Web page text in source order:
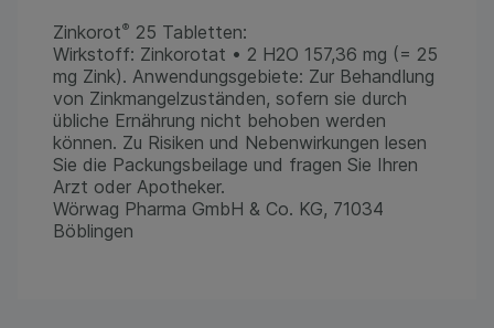
Zinkorot® 25 Tabletten:
Wirkstoff: Zinkorotat • 2 H2O 157,36 mg (= 25
mg Zink). Anwendungsgebiete: Zur Behandlung
von Zinkmangelzuständen, sofern sie durch
übliche Ernährung nicht behoben werden
können. Zu Risiken und Nebenwirkungen lesen
Sie die Packungsbeilage und fragen Sie Ihren
Arzt oder Apotheker.
Wörwag Pharma GmbH & Co. KG, 71034
Böblingen